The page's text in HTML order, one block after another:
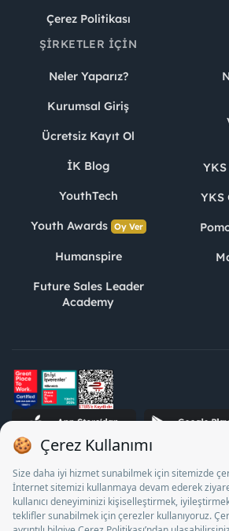
Çerez Politikası
ŞIRKETLER İÇIN
Neler Yaparız?
Kurumsal Giriş
Ücretsiz Kayıt Ol
İK Blog
YouthTech
Youth Awards Oy Ver
Humanspire
Future Sales Leader
Academy
YKS
YKS
STJ İnsan Kaynakları Bilişim ve
Bürosu Olarak 13/05/2025 - 12/05/
faaliyette bulunmak üzere, Türkiye İş